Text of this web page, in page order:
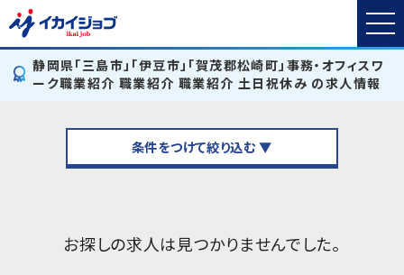
静岡県「三島市」「伊豆市」「賀茂郡松崎町」事務・オフィスワ
ーク職業紹介 職業紹介 職業紹介 土日祝休み の求人情報
条件をつけて絞り込む ▼
お探しの求人は見つかりませんでした。